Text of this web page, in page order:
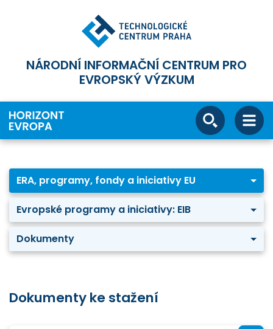
NÁRODNÍ INFORMAČNÍ CENTRUM PRO
EVROPSKÝ VÝZKUM
ERA, programy, fondy a iniciativy EU
Evropské programy a iniciativy: EIB
Dokumenty
Dokumenty ke stažení